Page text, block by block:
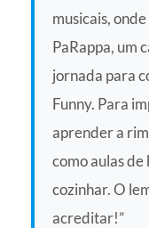
musicais,
PaRappa, um
jornada para
Funny. Para
aprender a
como aulas
cozinhar. O
acreditar!”